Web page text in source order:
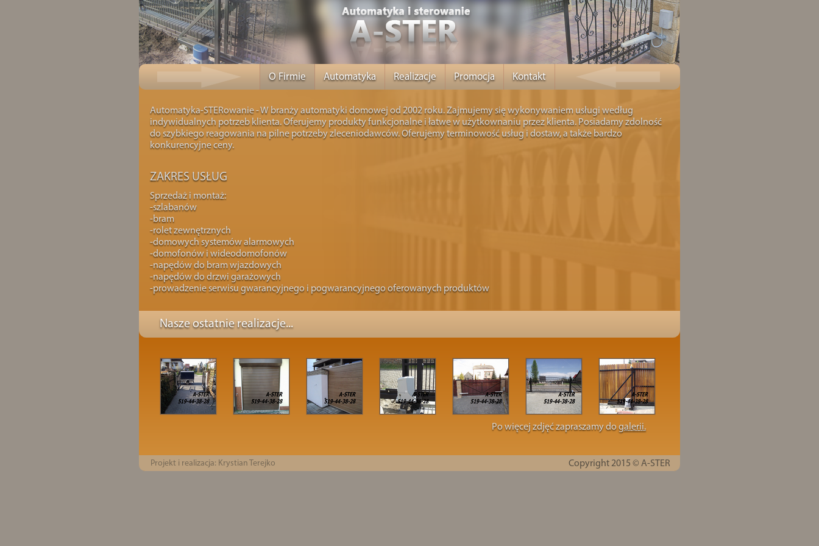
O Firmie Automatyka Realizacje Promocja Kontakt
Automatyka-STERowanie - W branży automatyki domowej od 2002 roku. Zajmujemy się wykonywaniem usługi według
indywidualnych potrzeb klienta. Oferujemy produkty funkcjonalne i łatwe w użytkownaniu przez klienta. Posiadamy zdolność
do szybkiego reagowania na pilne potrzeby zleceniodawców. Oferujemy terminowość usług i dostaw, a także bardzo
konkurencyjne ceny.
ZAKRES USŁUG
Sprzedaż i montaż:
-szlabanów
-bram
-rolet zewnętrznych
-domowych systemów alarmowych
-domofonów i wideodomofonów
-napędów do bram wjazdowych
-napędów do drzwi garażowych
-prowadzenie serwisu gwarancyjnego i pogwarancyjnego oferowanych produktów
Nasze ostatnie realizacje...
Po więcej zdjęć zapraszamy dogalerii.
Projekt i realizacja: Krystian Terejko Copyright 2015 © A-STER